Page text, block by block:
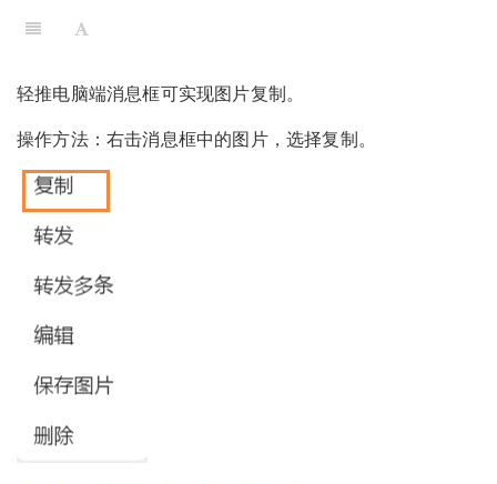
轻推电脑端消息框可实现图片复制。
操作方法：右击消息框中的图片，选择复制。